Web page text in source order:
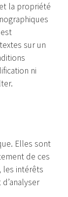
la propriété
sur un
ni
Elles sont
de ces
les intérêts